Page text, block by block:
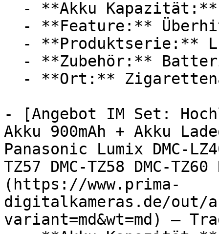
- [Angebot IM Set:
Akku 900mAh + Akku
Panasonic Lumix DMC-
TZ57 DMC-TZ58 DMC-TZ60
(https://www.prima-
digitalkameras.de/out/
variant=md&wt=md) —